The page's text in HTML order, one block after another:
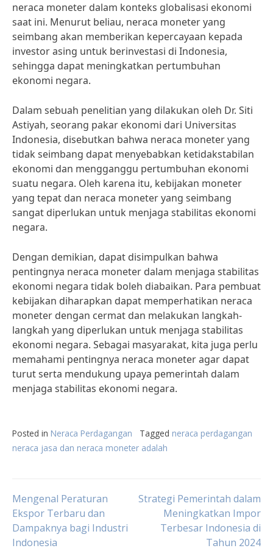
neraca moneter dalam konteks globalisasi ekonomi
saat ini. Menurut beliau, neraca moneter yang
seimbang akan memberikan kepercayaan kepada
investor asing untuk berinvestasi di Indonesia,
sehingga dapat meningkatkan pertumbuhan
ekonomi negara.
Dalam sebuah penelitian yang dilakukan oleh Dr. Siti
Astiyah, seorang pakar ekonomi dari Universitas
Indonesia, disebutkan bahwa neraca moneter yang
tidak seimbang dapat menyebabkan ketidakstabilan
ekonomi dan mengganggu pertumbuhan ekonomi
suatu negara. Oleh karena itu, kebijakan moneter
yang tepat dan neraca moneter yang seimbang
sangat diperlukan untuk menjaga stabilitas ekonomi
negara.
Dengan demikian, dapat disimpulkan bahwa
pentingnya neraca moneter dalam menjaga stabilitas
ekonomi negara tidak boleh diabaikan. Para pembuat
kebijakan diharapkan dapat memperhatikan neraca
moneter dengan cermat dan melakukan langkah-
langkah yang diperlukan untuk menjaga stabilitas
ekonomi negara. Sebagai masyarakat, kita juga perlu
memahami pentingnya neraca moneter agar dapat
turut serta mendukung upaya pemerintah dalam
menjaga stabilitas ekonomi negara.
Posted in Neraca Perdagangan Tagged neraca perdagangan
neraca jasa dan neraca moneter adalah
Post
navigation
Mengenal Peraturan
Ekspor Terbaru dan
Dampaknya bagi Industri
Indonesia
Strategi Pemerintah dalam
Meningkatkan Impor
Terbesar Indonesia di
Tahun 2024